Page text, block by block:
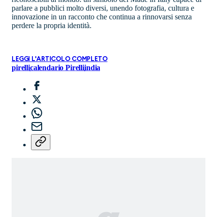
parlare a pubblici molto diversi, unendo fotografia, cultura e
innovazione in un racconto che continua a rinnovarsi senza
perdere la propria identità.
LEGGI L'ARTICOLO COMPLETO
pirellicalendario Pirelliindia